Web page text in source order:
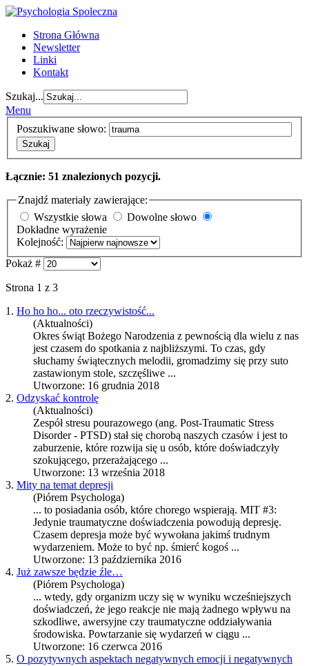
Strona Główna
Newsletter
Linki
Kontakt
Szukaj...
Menu
Poszukiwane słowo:
Szukaj
Łącznie: 51 znalezionych pozycji.
Znajdź materiały zawierające:
Wszystkie słowa
Dowolne słowo
Dokładne wyrażenie
Kolejność:
Pokaż #
Strona 1 z 3
1. Ho ho ho... oto rzeczywistość...
(Aktualności)
Okres świąt Bożego Narodzenia z pewnością dla wielu z nas
jest czasem do spotkania z najbliższymi. To czas, gdy
słuchamy świątecznych melodii, gromadzimy się przy suto
zastawionym stole, szczęśliwe ...
Utworzone: 16 grudnia 2018
2. Odzyskać kontrolę
(Aktualności)
Zespół stresu pourazowego (ang. Post-Traumatic Stress
Disorder - PTSD) stał się chorobą naszych czasów i jest to
zaburzenie, które rozwija się u osób, które doświadczyły
szokującego, przerażającego ...
Utworzone: 13 września 2018
3. Mity na temat depresji
(Piórem Psychologa)
... to posiadania osób, które chorego wspierają. MIT #3:
Jedynie traumatyczne doświadczenia powodują depresję.
Czasem depresja może być wywołana jakimś trudnym
wydarzeniem. Może to być np. śmierć kogoś ...
Utworzone: 13 października 2016
4. Już zawsze będzie źle…
(Piórem Psychologa)
... wtedy, gdy organizm uczy się w wyniku wcześniejszych
doświadczeń, że jego reakcje nie mają żadnego wpływu na
szkodliwe, awersyjne czy traumatyczne oddziaływania
środowiska. Powtarzanie się wydarzeń w ciągu ...
Utworzone: 16 czerwca 2016
5. O pozytywnych aspektach negatywnych emocji i negatywnych